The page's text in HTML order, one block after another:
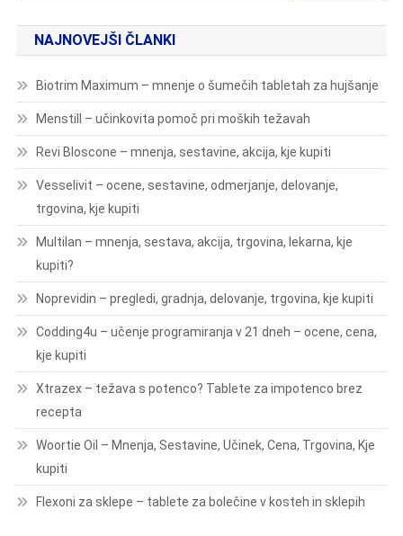
NAJNOVEJŠI ČLANKI
Biotrim Maximum – mnenje o šumečih tabletah za hujšanje
Menstill – učinkovita pomoč pri moških težavah
Revi Bloscone – mnenja, sestavine, akcija, kje kupiti
Vesselivit – ocene, sestavine, odmerjanje, delovanje,
trgovina, kje kupiti
Multilan – mnenja, sestava, akcija, trgovina, lekarna, kje
kupiti?
Noprevidin – pregledi, gradnja, delovanje, trgovina, kje kupiti
Codding4u – učenje programiranja v 21 dneh – ocene, cena,
kje kupiti
Xtrazex – težava s potenco? Tablete za impotenco brez
recepta
Woortie Oil – Mnenja, Sestavine, Učinek, Cena, Trgovina, Kje
kupiti
Flexoni za sklepe – tablete za bolečine v kosteh in sklepih